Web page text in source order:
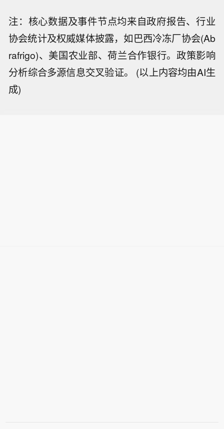
注：核心数据及事件节点均来自政府报告、行业
协会统计及权威媒体披露，如巴西冷冻厂协会(Ab
rafrigo)、美国农业部、荷兰合作银行。政策影响
分析综合多源信息交叉验证。 (以上内容均由AI生
成)